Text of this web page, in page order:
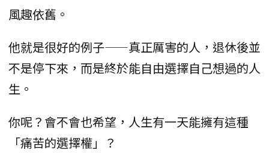
風趣依舊。
他就是很好的例子——真正厲害的人，退休後並
不是停下來，而是終於能自由選擇自己想過的人
生。
你呢？會不會也希望，人生有一天能擁有這種
「痛苦的選擇權」？